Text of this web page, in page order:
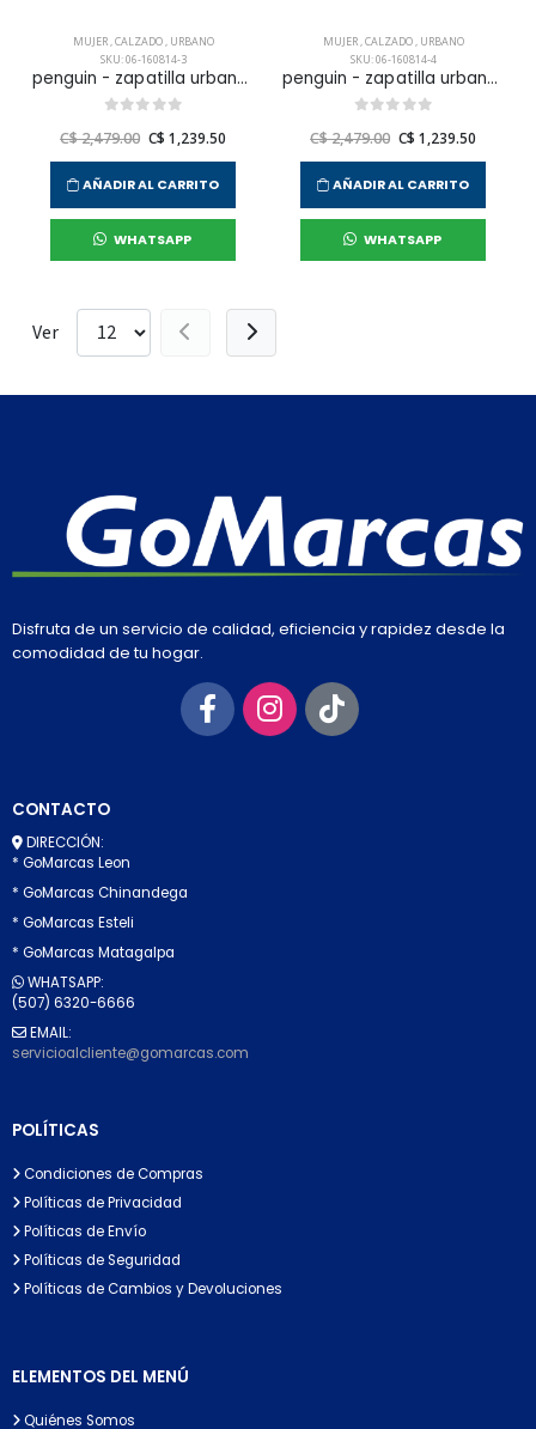
MUJER,CALZADO, URBANO
SKU: 06-160814-3
penguin - zapatilla urbana garde para mujer
C$ 2,479.00 C$ 1,239.50
AÑADIR AL CARRITO
WHATSAPP
MUJER,CALZADO, URBANO
SKU: 06-160814-4
penguin - zapatilla urbana garde para mujer
C$ 2,479.00 C$ 1,239.50
AÑADIR AL CARRITO
WHATSAPP
Ver
Disfruta de un servicio de calidad, eficiencia y rapidez desde la
comodidad de tu hogar.
CONTACTO
DIRECCIÓN:
* GoMarcas Leon
* GoMarcas Chinandega
* GoMarcas Esteli
* GoMarcas Matagalpa
WHATSAPP:
(507) 6320-6666
EMAIL:
servicioalcliente@gomarcas.com
POLÍTICAS
Condiciones de Compras
Políticas de Privacidad
Políticas de Envío
Políticas de Seguridad
Políticas de Cambios y Devoluciones
ELEMENTOS DEL MENÚ
Quiénes Somos